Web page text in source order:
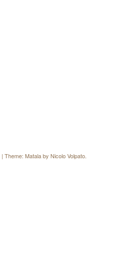
| Theme: Matala by Nicolo Volpato.